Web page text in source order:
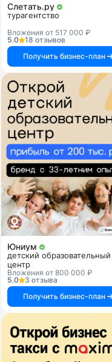
Слетать.ру
турагентство
Вложения от 517 000 ₽
5.0
18 отзывов
Получить бизнес-план
Юниум
детский образовательный
центр
Вложения от 800 000 ₽
5.0
3 отзыва
Получить бизнес-план